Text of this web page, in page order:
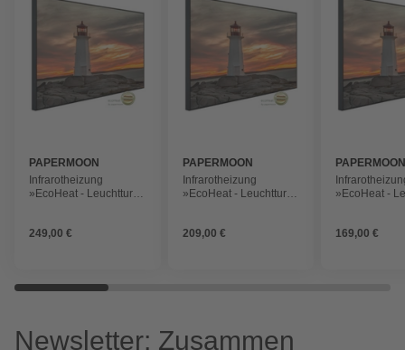
PAPERMOON
Infrarotheizung
»EcoHeat - Leuchtturm
Matt-Effekt
249,00 €
PAPERMOON
Infrarotheizung
»EcoHeat - Leuchtturm
Matt-Effekt
209,00 €
»EcoHeat -
Matt-Effekt
169,00 €
Newsletter: Zusammen